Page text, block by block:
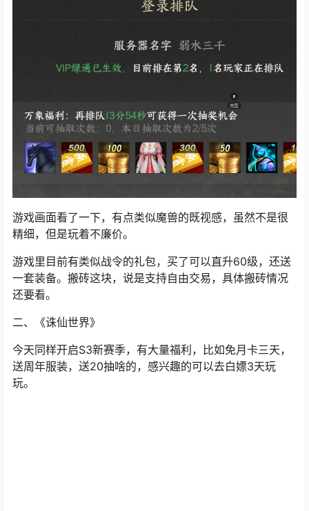
游戏画面看了一下，有点类似魔兽的既视感，虽然不是很
精细，但是玩着不廉价。
游戏里目前有类似战令的礼包，买了可以直升60级，还送
一套装备。搬砖这块，说是支持自由交易，具体搬砖情况
还要看。
二、《诛仙世界》
今天同样开启S3新赛季，有大量福利，比如免月卡三天，
送周年服装，送20抽啥的，感兴趣的可以去白嫖3天玩
玩。